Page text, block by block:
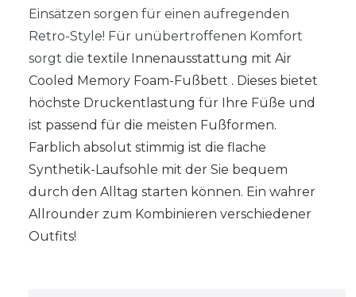
Einsätzen sorgen für einen aufregenden
Retro-Style! Für unübertroffenen Komfort
sorgt die textile Innenausstattung mit Air
Cooled Memory Foam-Fußbett . Dieses bietet
höchste Druckentlastung für Ihre Füße und
ist passend für die meisten Fußformen.
Farblich absolut stimmig ist die flache
Synthetik-Laufsohle mit der Sie bequem
durch den Alltag starten können. Ein wahrer
Allrounder zum Kombinieren verschiedener
Outfits!